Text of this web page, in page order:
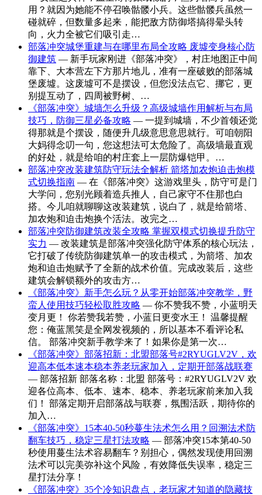
用？就因为她能不停召唤骷髅小兵。这些骷髅兵虽然一
碰就碎，但数量多起来，能把敌方防御塔搞得晕头转
向，火力全被它们吸引走…
部落冲突城堡重建与在哪里布局全攻略 废墟变身核心防
御建筑 — 新手玩家刚进《部落冲突》，村庄地图正中间
靠下、大本营左下方那片地儿，准有一座破败的部落城
堡废墟。这废墟可不是摆设，但您没法点它、挪它，更
别提互动了，四周被野树、…
《部落冲突》城墙怎么升级？高级城墙作用解析与布局
技巧，防御三星必备攻略 — 一提到城墙，不少首领还觉
得那就是个摆设，随便升几级意思意思就行。可咱朝阳
大妈得念叨一句，您这想法可太危险了。高级墙最直观
的好处，就是给咱的村庄套上一层防爆铠甲。…
部落冲突改装建筑防守玩法全解析 箭塔加农炮迫击炮模
式切换指南 — 在《部落冲突》这游戏里头，防守可是门
大学问，您别光顾着造兵推人，自己家守不住那也白
搭。今儿咱就聊聊这改装建筑，说白了，就是给箭塔、
加农炮和迫击炮换个活法。改完之…
部落冲突防御建筑改装全攻略 掌握双模式切换提升防守
实力 — 改装建筑是部落冲突强化防守体系的核心玩法，
它打破了传统防御建筑单一的攻击模式，为箭塔、加农
炮和迫击炮赋予了全新的战术价值。完成改装后，这些
建筑会解锁额外的攻击方…
《部落冲突》新手怎么玩？从零开始部落冲突教学，野
蛮人使用技巧轻松取胜攻略 — 你不赞我不赞，小蓝明天
变月更！ 你若赞我若赞，小蓝日更变水王！ 温馨提醒
您：俺蓝黑笑是全网发视频的，所以基本不看评论私
信。 部落冲突新手教学来了！如果你是第一次…
《部落冲突》部落招新：北盟部落号#2RYUGLV2V，欢
迎高本低本速本稳本养老玩家加入，定期开部落战联赛
— 部落招新 部落名称：北盟 部落号：#2RYUGLV2V 欢
迎各位高本、低本、速本、稳本、养老玩家前来加入我
们！ 部落定期开启部落战与联赛，氛围活跃，期待你的
加入…
《部落冲突》15本40-50秒蔓生法术怎么用？回溯法术防
翻车技巧，稳定三星打法攻略 — 部落冲突15本第40-50
秒使用蔓生法术容易翻车？别担心，偶然发现使用回溯
法术可以完美弥补这个风险，有效降低失误率，稳定三
星打法分享！
《部落冲突》35个冷知识盘点，老玩家才知道的隐藏技